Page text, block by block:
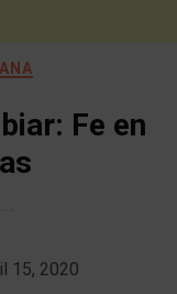
Fe en
15, 2020